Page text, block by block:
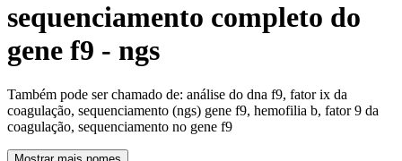
sequenciamento completo do
gene f9 - ngs
Também pode ser chamado de: análise do dna f9, fator ix da
coagulação, sequenciamento (ngs) gene f9, hemofilia b, fator 9 da
coagulação, sequenciamento no gene f9